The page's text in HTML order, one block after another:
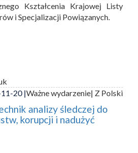
Kształcenia Krajowej Listy
i Specjalizacji Powiązanych.
20 |Ważne wydarzenie| Z Polski
analizy śledczej do
korupcji i nadużyć